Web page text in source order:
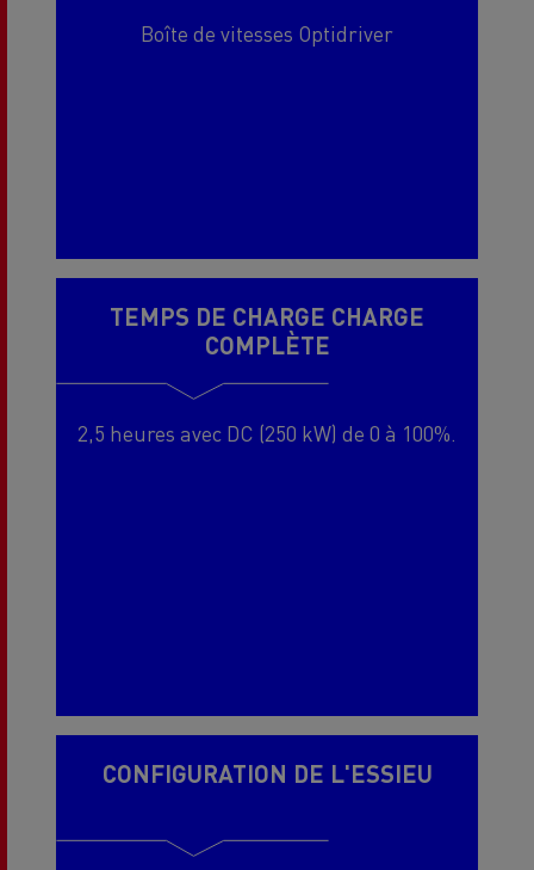
Boîte de vitesses Optidriver
TEMPS DE CHARGE CHARGE
COMPLÈTE
2,5 heures avec DC (250 kW) de 0 à 100%.
CONFIGURATION DE L'ESSIEU